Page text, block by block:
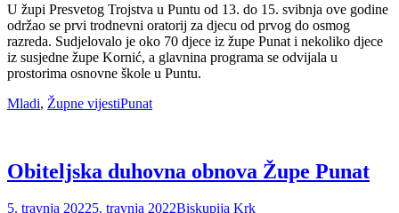
U župi Presvetog Trojstva u Puntu od 13. do 15. svibnja ove godine
održao se prvi trodnevni oratorij za djecu od prvog do osmog
razreda. Sudjelovalo je oko 70 djece iz župe Punat i nekoliko djece
iz susjedne župe Kornić, a glavnina programa se odvijala u
prostorima osnovne škole u Puntu.
Categories
Mladi, Župne vijestiTags
Punat
Obiteljska duhovna obnova Župe Punat
Posted
5. travnja 20225. travnja 2022Author
Biskupija Krk